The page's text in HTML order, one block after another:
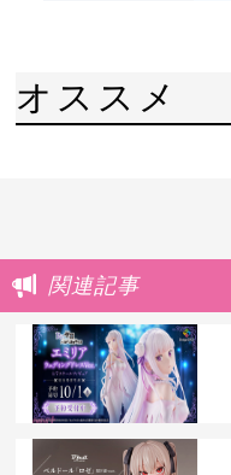
オススメ
関連記事